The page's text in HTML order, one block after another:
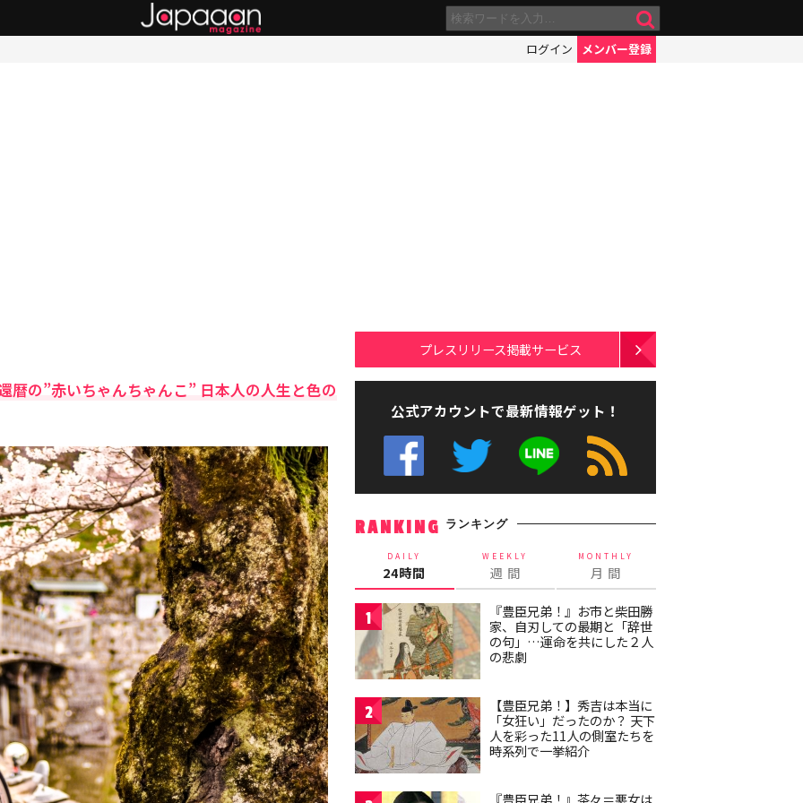
ログイン メンバー登録
暦の”赤いちゃんちゃんこ” 日本人の人生と色の
プレスリリース掲載サービス
公式アカウントで最新情報ゲット！
RANKING ランキング
DAILY
24時間
WEEKLY
週 間
MONTHLY
月 間
1
『豊臣兄弟！』お市と柴田勝
家、自刃しての最期と「辞世
の句」…運命を共にした２人
の悲劇
2
【豊臣兄弟！】秀吉は本当に
「女狂い」だったのか？ 天下
人を彩った11人の側室たちを
時系列で一挙紹介
『豊臣兄弟！』茶々＝悪女は